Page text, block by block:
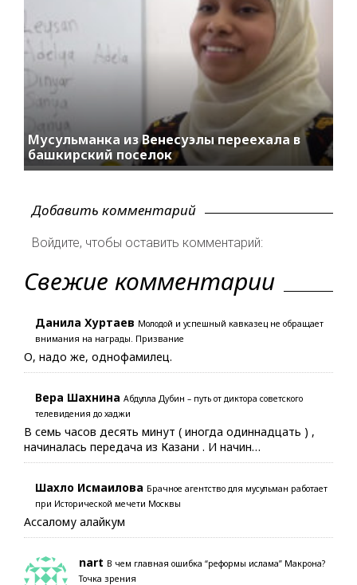
Мусульманка из Венесуэлы переехала в
башкирский поселок
Добавить комментарий
Войдите, чтобы оставить комментарий:
Свежие комментарии
Данила Хуртаев Молодой и успешный кавказец не обращает
внимания на награды. Призвание
О, надо же, однофамилец.
Вера Шахнина Абдулла Дубин – путь от диктора советского
телевидения до хаджи
В семь часов десять минут ( иногда одиннадцать ) ,
начиналась передача из Казани . И начин…
Шахло Исмаилова Брачное агентство для мусульман работает
при Исторической мечети Москвы
Ассалому алайкум
nart В чем главная ошибка “реформы ислама” Макрона?
Точка зрения